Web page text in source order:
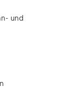
und